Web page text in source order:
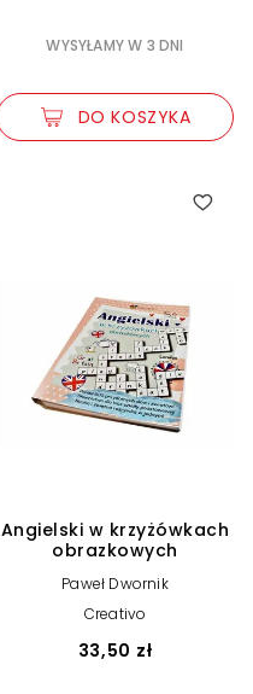
WYSYŁAMY W 3 DNI
DO KOSZYKA
Angielski w krzyżówkach
obrazkowych
Paweł Dwornik
Creativo
33,50 zł